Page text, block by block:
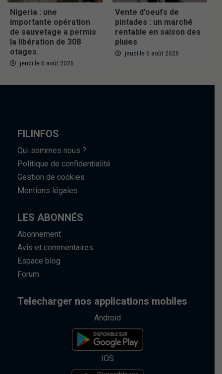
Nigeria : une
importante opération
de sauvetage a permis
la libération de 308
otages.
jeudi le 6 août 2026
Vente d’oeufs de
pintades : un marché
rentable en saison des
pluies
jeudi le 6 août 2026
FILINFOS
Qui sommes nous ?
Politique de confidentialité
Gestion de cookies
Mentions légales
LES ABONNÉS
Abonnement
Avis et commentaires
Espace blog
Forum
Telecharger nos applications mobiles
Android
IOS